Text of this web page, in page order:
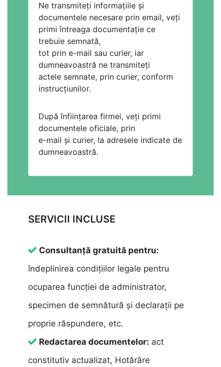
Ne transmiteți informațiile și
documentele necesare prin email, veți
primi întreaga documentație ce
trebuie semnată,
tot prin e-mail sau curier, iar
dumneavoastră ne transmiteți
actele semnate, prin curier, conform
instrucțiunilor.
După înființarea firmei, veți primi
documentele oficiale, prin
e-mail și curier, la adresele indicate de
dumneavoastră.
SERVICII INCLUSE
Consultanță gratuită pentru:
îndeplinirea condițiilor legale pentru
ocuparea funcției de administrator,
specimen de semnătură și declarații pe
proprie răspundere, etc.
Redactarea documentelor: act
constitutiv actualizat, Hotărâre